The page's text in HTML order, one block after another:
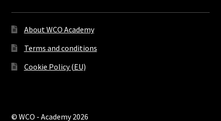
About WCO Academy
Terms and conditions
Cookie Policy (EU)
© WCO - Academy 2026